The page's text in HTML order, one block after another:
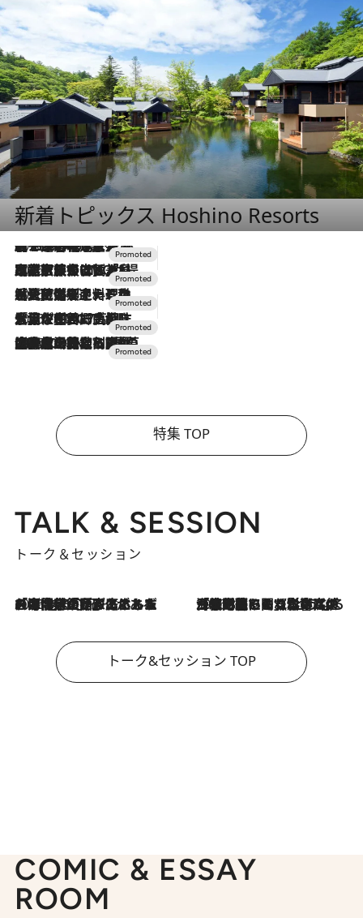
新着トピックス Hoshino Resorts
2026.8.7
【トンボの足水浴】ヒノキの香りに包まれて涼感マックス！約13℃の湧水かけ流しを避暑地「星野温泉 トンボの湯」で体験
2026.7.31
【ホテル帰省】という選択肢をOMOが提案。家族とほどよい距離を保つには「昼は実家、夜は気兼ねなくホテルで！」
2026.7.24
【夏限定ディナーコース】旬を迎える稚鮎や花ズッキーニなどをイタリア・トスカーナの郷土料理の手法で満喫！
2026.7.17
「土佐和ハーブかき氷」がOMO7高知に登場！生姜、山椒、大葉など目にも舌にも涼を呼ぶ郷土の味
2026.7.10
NEW OPEN！【界 草津】名湯の地に誕生。趣の異なる2種の温泉と上州ならではの会席・蕎麦割烹など美食を味わう究極の癒やし旅
特集 TOP
TALK & SESSION
トーク＆セッション
2026.8.3
「今後値上げがあるとすれば…」「リスクがあるのは今年の冬」エネルギー専門家が語る、ホルムズ海峡封鎖が家庭にもたらす“ある心配” 2026.8.3
「住宅建てられない…」「サーチャージ料の高値が続いている」ホルムズ海峡封鎖による影響はいつまで続く？《エネルギー専門家に聞く“どうなる日本の暮らし”》
トーク&セッション TOP
COMIC & ESSAY
ROOM